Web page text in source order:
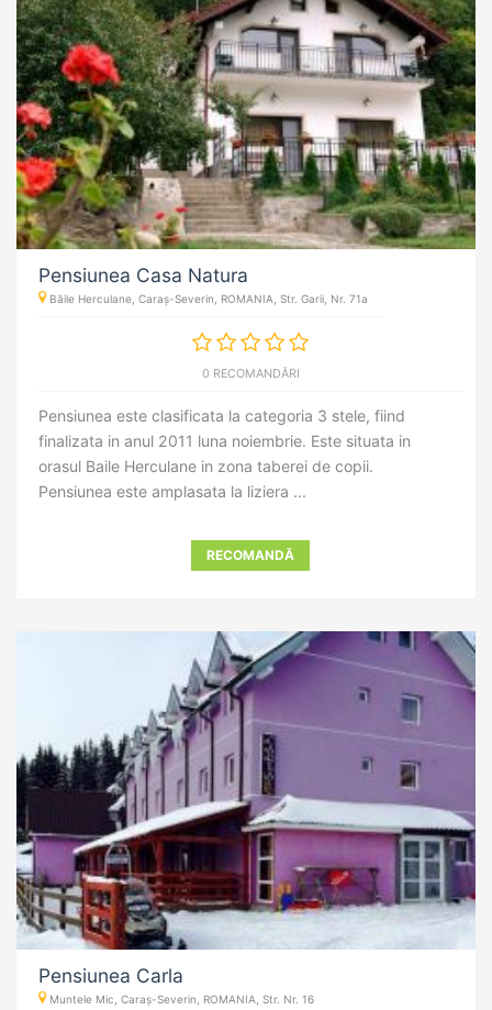
Pensiunea Casa Natura
Băile Herculane, Caraș-Severin, ROMANIA, Str. Garii, Nr. 71a
0 RECOMANDĂRI
Pensiunea este clasificata la categoria 3 stele, fiind
finalizata in anul 2011 luna noiembrie. Este situata in
orasul Baile Herculane in zona taberei de copii.
Pensiunea este amplasata la liziera ...
RECOMANDĂ
Pensiunea Carla
Muntele Mic, Caraș-Severin, ROMANIA, Str. Nr. 16